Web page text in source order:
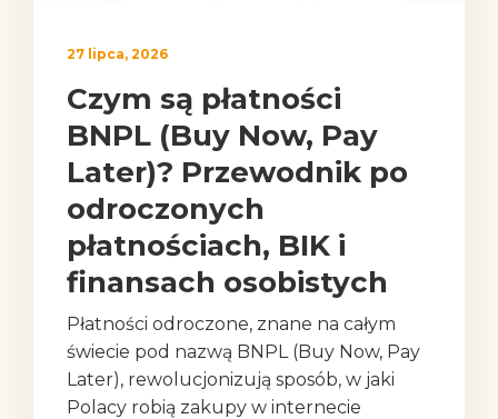
27 lipca, 2026
Czym są płatności
BNPL (Buy Now, Pay
Later)? Przewodnik po
odroczonych
płatnościach, BIK i
finansach osobistych
Płatności odroczone, znane na całym
świecie pod nazwą BNPL (Buy Now, Pay
Later), rewolucjonizują sposób, w jaki
Polacy robią zakupy w internecie